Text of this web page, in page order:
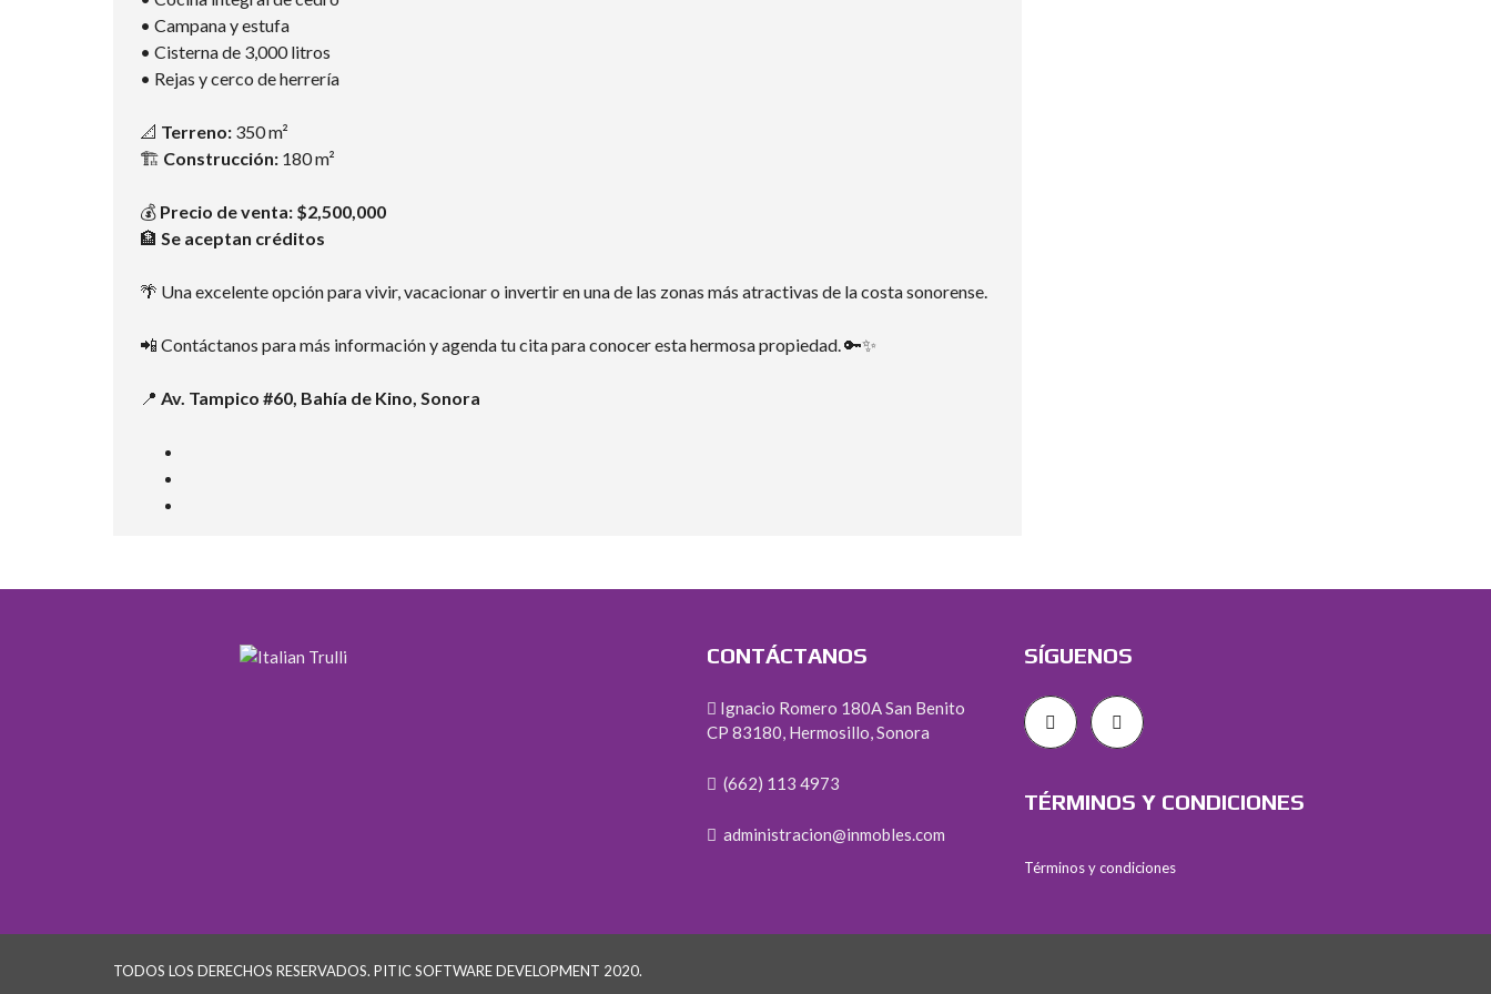
• Campana y estufa
• Cisterna de 3,000 litros
• Rejas y cerco de herrería
📐 Terreno: 350 m²
🏗️ Construcción: 180 m²
💰 Precio de venta: $2,500,000
🏦 Se aceptan créditos
🌴 Una excelente opción para vivir, vacacionar o invertir en una de las zonas más atractivas de la costa sonorense.
📲 Contáctanos para más información y agenda tu cita para conocer esta hermosa propiedad. 🔑✨
📍 Av. Tampico #60, Bahía de Kino, Sonora
CONTÁCTANOS
Ignacio Romero 180A San Benito
CP 83180, Hermosillo, Sonora
(662) 113 4973
administracion@inmobles.com
SÍGUENOS
TÉRMINOS Y CONDICIONES
Términos y condiciones
TODOS LOS DERECHOS RESERVADOS. PITIC SOFTWARE DEVELOPMENT 2020.